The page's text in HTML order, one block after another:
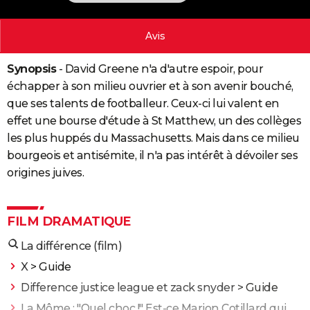
PHOTO
BONS PLANS
CARTE DE VOEUX
Carte de Noël
Carte Bonne année
Carte Saint-Valentin
Carte Pâques
Carte d'anniversaire
Dictionnaire
Biographies
Citations
Expressions
Proverbes
PROGRAMME TV
S'inscrire
Se connecter
Lycées
Collèges
Primaires
Universités
Entreprises
Service militaire
Avis de recherche
AVIS DE DÉCÈS
FORUM
Bricolage
Lifestyle
Culture
Sport
Auto
Television
Voyage
Cinema
Avis
Synopsis- David Greene n'a d'autre espoir, pour
échapper à son milieu ouvrier et à son avenir bouché,
que ses talents de footballeur. Ceux-ci lui valent en
effet une bourse d'étude à St Matthew, un des collèges
les plus huppés du Massachusetts. Mais dans ce milieu
bourgeois et antisémite, il n'a pas intérêt à dévoiler ses
origines juives.
FILM DRAMATIQUE
La différence (film)
X> Guide
Difference justice league et zack snyder> Guide